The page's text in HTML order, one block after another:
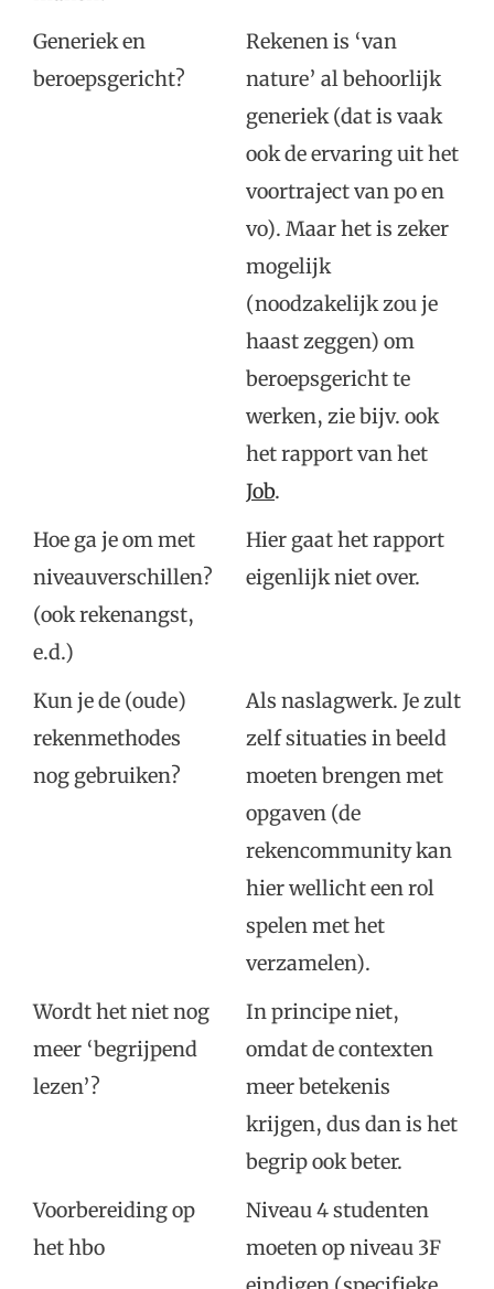
Generiek en
beroepsgericht?
Rekenen is ‘van
nature’ al behoorlijk
generiek (dat is vaak
ook de ervaring uit het
voortraject van po en
vo). Maar het is zeker
mogelijk
(noodzakelijk zou je
haast zeggen) om
beroepsgericht te
werken, zie bijv. ook
het rapport van het
Job.
Hoe ga je om met
niveauverschillen?
(ook rekenangst,
e.d.)
Hier gaat het rapport
eigenlijk niet over.
Kun je de (oude)
rekenmethodes
nog gebruiken?
Als naslagwerk. Je zult
zelf situaties in beeld
moeten brengen met
opgaven (de
rekencommunity kan
hier wellicht een rol
spelen met het
verzamelen).
Wordt het niet nog
meer ‘begrijpend
lezen’?
In principe niet,
omdat de contexten
meer betekenis
krijgen, dus dan is het
begrip ook beter.
Voorbereiding op
het hbo
Niveau 4 studenten
moeten op niveau 3F